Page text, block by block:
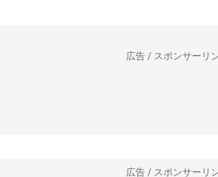
広告 / スポンサーリ
広告 / スポンサーリ